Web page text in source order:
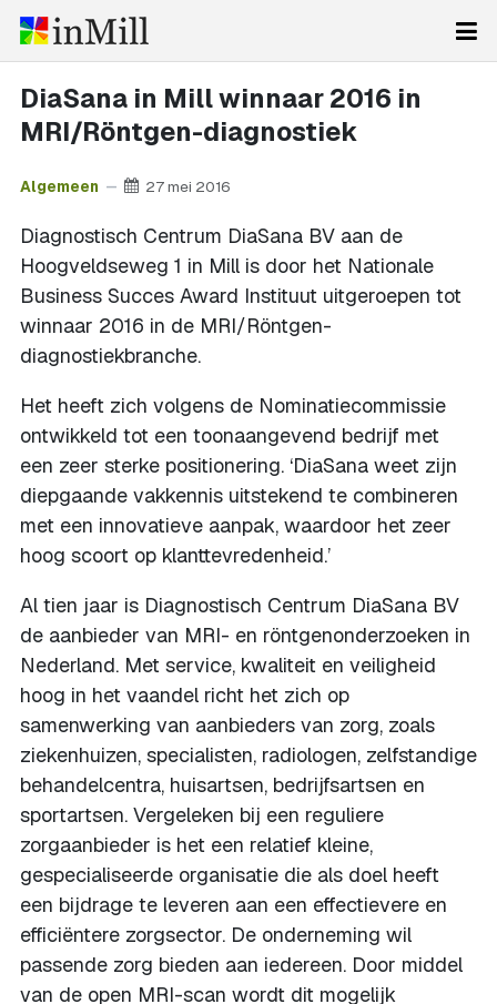
DiaSana in Mill winnaar 2016 in
MRI/Röntgen-diagnostiek
Algemeen 27 mei 2016
Diagnostisch Centrum DiaSana BV aan de
Hoogveldseweg 1 in Mill is door het Nationale
Business Succes Award Instituut uitgeroepen tot
winnaar 2016 in de MRI/Röntgen-
diagnostiekbranche.
Het heeft zich volgens de Nominatiecommissie
ontwikkeld tot een toonaangevend bedrijf met
een zeer sterke positionering. ‘DiaSana weet zijn
diepgaande vakkennis uitstekend te combineren
met een innovatieve aanpak, waardoor het zeer
hoog scoort op klanttevredenheid.’
Al tien jaar is Diagnostisch Centrum DiaSana BV
de aanbieder van MRI- en röntgenonderzoeken in
Nederland. Met service, kwaliteit en veiligheid
hoog in het vaandel richt het zich op
samenwerking van aanbieders van zorg, zoals
ziekenhuizen, specialisten, radiologen, zelfstandige
behandelcentra, huisartsen, bedrijfsartsen en
sportartsen. Vergeleken bij een reguliere
zorgaanbieder is het een relatief kleine,
gespecialiseerde organisatie die als doel heeft
een bijdrage te leveren aan een effectievere en
efficiëntere zorgsector. De onderneming wil
passende zorg bieden aan iedereen. Door middel
van de open MRI-scan wordt dit mogelijk